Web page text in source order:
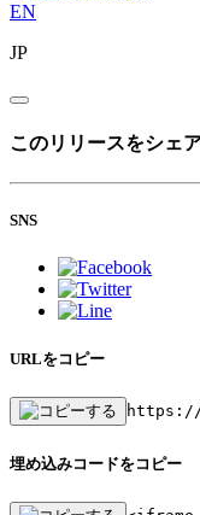
EN
JP
このリリースをシェ
SNS
URLをコピー
https://
埋め込みコードをコピー